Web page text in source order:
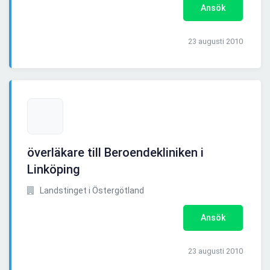
Ansök
23 augusti 2010
överläkare till Beroendekliniken i
Linköping
Landstinget i Östergötland
Ansök
23 augusti 2010